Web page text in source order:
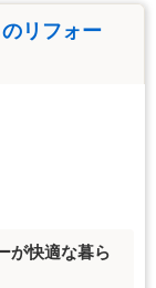
リフォー
が快適な暮ら